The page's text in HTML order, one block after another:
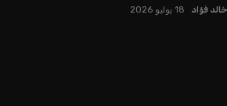
خالد فؤاد 18 يوليو 2026